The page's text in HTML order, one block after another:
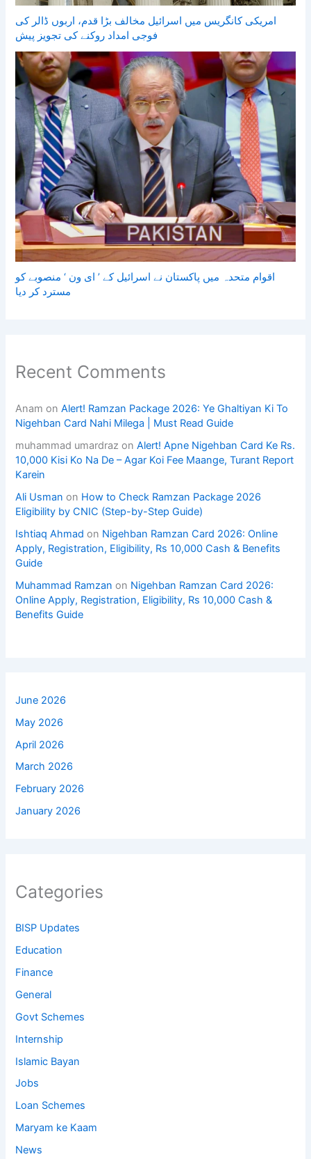
امریکی کانگریس میں اسرائیل مخالف بڑا قدم، اربوں ڈالر کی
فوجی امداد روکنے کی تجویز پیش
اقوام متحدہ میں پاکستان نے اسرائیل کے ’ ای ون ‘ منصوبے کو
مسترد کر دیا
Recent Comments
Anam onAlert! Ramzan Package 2026: Ye Ghaltiyan Ki To
Nigehban Card Nahi Milega | Must Read Guide
muhammad umardraz onAlert! Apne Nigehban Card Ke Rs.
10,000 Kisi Ko Na De – Agar Koi Fee Maange, Turant Report
Karein
Ali Usman on How to Check Ramzan Package 2026
Eligibility by CNIC (Step-by-Step Guide)
Ishtiaq Ahmad on Nigehban Ramzan Card 2026: Online
Apply, Registration, Eligibility, Rs 10,000 Cash & Benefits
Guide
Muhammad Ramzan on Nigehban Ramzan Card 2026:
Online Apply, Registration, Eligibility, Rs 10,000 Cash &
Benefits Guide
June 2026
May 2026
April 2026
March 2026
February 2026
January 2026
Categories
BISP Updates
Education
Finance
General
Govt Schemes
Internship
Islamic Bayan
Jobs
Loan Schemes
Maryam ke Kaam
News